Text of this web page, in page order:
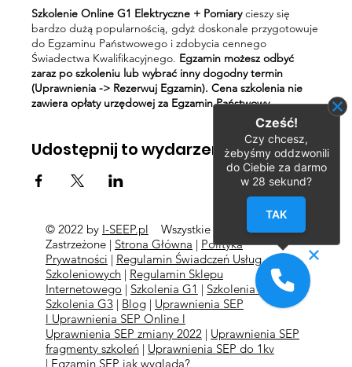
Szkolenie Online G1 Elektryczne + Pomiarycieszy się
bardzo dużą popularnością, gdyż doskonale przygotowuje
do Egzaminu Państwowego i zdobycia cennego
Świadectwa Kwalifikacyjnego. Egzamin możesz odbyć
zaraz po szkoleniu lub wybrać inny dogodny termin
(Uprawnienia -> Rezerwuj Egzamin). Cena szkolenia nie
zawiera opłaty urzędowej za Egzamin Państwowy.
Udostępnij to wydarzenie
© 2022 by I-SEEP.pl
Wszystkie Prawa
Zastrzeżone | Strona Główna | Polityka
Prywatności | Regulamin Świadczeń Usług
Szkoleniowych| Regulamin Sklepu
Internetowego | Szkolenia G1 | Szkolenia G2
l
Szkolenia G3 | Blog| Uprawnienia SEP
l Uprawnienia SEP Online l
Uprawnienia SEP zmiany 2022 | Uprawnienia SEP
fragmenty szkoleń | Uprawnienia SEP do 1kv
| Egzamin SEP jak wygląda?
Cześć!
Czy chcesz,
żebyśmy oddzwonili
do Ciebie za darmo
w 28 sekund?
TAK